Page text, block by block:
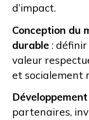
d’impact.
Conception du
durable :
valeur
et socialement
partenaires,